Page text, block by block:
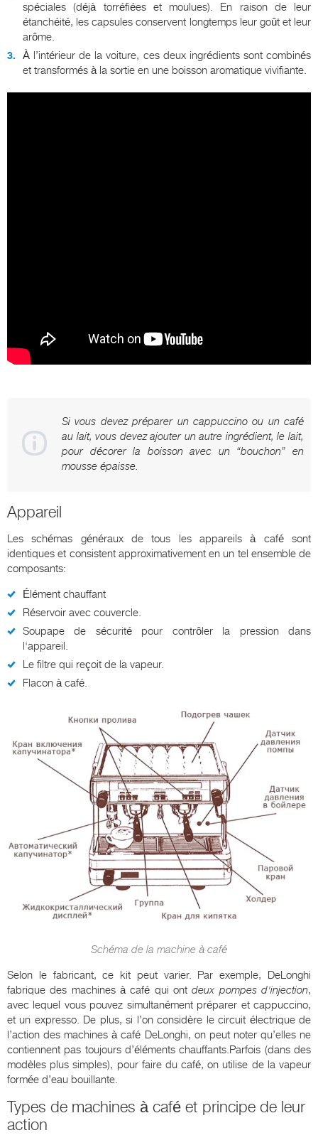
spéciales (déjà torréfiées et moulues). En raison de leur
étanchéité, les capsules conservent longtemps leur goût et leur
arôme.
À l’intérieur de la voiture, ces deux ingrédients sont combinés
et transformés à la sortie en une boisson aromatique vivifiante.
Si vous devez préparer un cappuccino ou un café
au lait, vous devez ajouter un autre ingrédient, le lait,
pour décorer la boisson avec un “bouchon” en
mousse épaisse.
Appareil
Les schémas généraux de tous les appareils à café sont
identiques et consistent approximativement en un tel ensemble de
composants:
Élément chauffant
Réservoir avec couvercle.
Soupape de sécurité pour contrôler la pression dans
l'appareil.
Le filtre qui reçoit de la vapeur.
Flacon à café.
Schéma de la machine à café
Selon le fabricant, ce kit peut varier. Par exemple, DeLonghi
fabrique des machines à café qui ontdeux pompes d'injection,
avec lequel vous pouvez simultanément préparer et cappuccino,
et un expresso. De plus, si l’on considère le circuit électrique de
l’action des machines à café DeLonghi, on peut noter qu’elles ne
contiennent pas toujours d’éléments chauffants.Parfois (dans des
modèles plus simples), pour faire du café, on utilise de la vapeur
formée d’eau bouillante.
Types de machines à café et principe de leur
action